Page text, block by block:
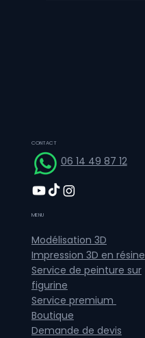
CONTACT
06 14 49 87 12
MENU
Modélisation 3D
Impression 3D en résine
Service de peinture sur
figurine
Service premium
Boutique
Demande de devis